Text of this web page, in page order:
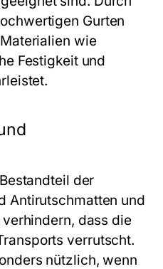
Gurten
wie
Festigkeit und
der
Antirutschmatten und
dass die
verrutscht.
nützlich, wenn